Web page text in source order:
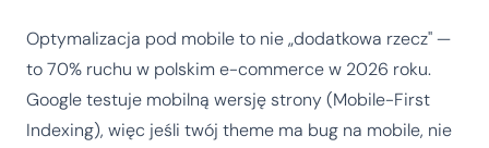
Optymalizacja pod mobile to nie „dodatkowa rzecz" —
to 70% ruchu w polskim e-commerce w 2026 roku.
Google testuje mobilną wersję strony (Mobile-First
Indexing), więc jeśli twój theme ma bug na mobile, nie